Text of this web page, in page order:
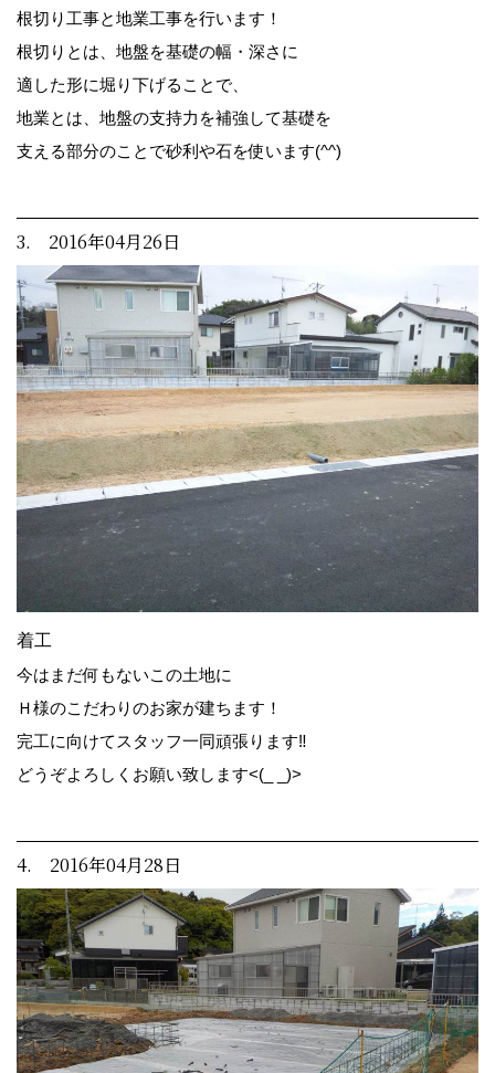
根切り工事と地業工事を行います！
根切りとは、地盤を基礎の幅・深さに
適した形に堀り下げることで、
地業とは、地盤の支持力を補強して基礎を
支える部分のことで砂利や石を使います(^^)
3. 2016年04月26日
着工
今はまだ何もないこの土地に
Ｈ様のこだわりのお家が建ちます！
完工に向けてスタッフ一同頑張ります‼
どうぞよろしくお願い致します<(_ _)>
4. 2016年04月28日